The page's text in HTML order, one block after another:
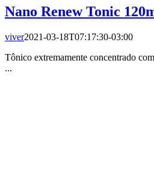
Nano Renew Tonic
viver2021-03-18T07:17:30-03:00
Tônico extremamente concentrado
...